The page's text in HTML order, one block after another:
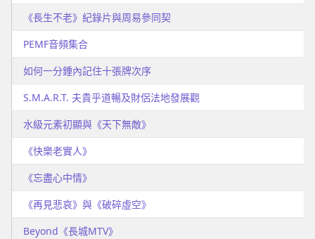
《長生不老》紀錄片與周易參同契
PEMF音頻集合
如何一分鍾內記住十張牌次序
S.M.A.R.T. 夫貴乎道暢及財侶法地發展觀
水級元素初顯與《天下無敵》
《快樂老實人》
《忘盡心中情》
《再見悲哀》與《破碎虛空》
Beyond《長城MTV》